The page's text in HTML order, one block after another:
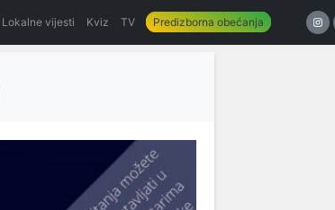
Lokalne vijesti Kviz TV Predizborna obećanja